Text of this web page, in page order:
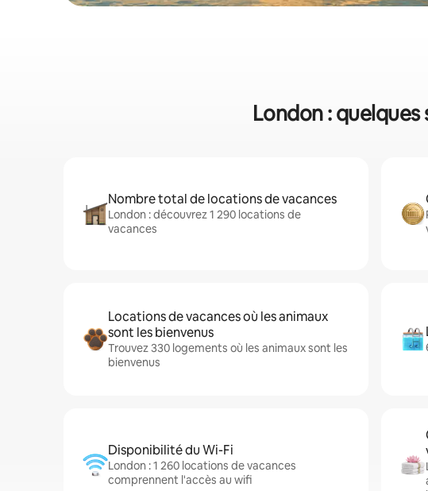
London :
Nombre total de locations de vacances
London : découvrez 1 290 locations de
vacances
Locations de vacances où les animaux
sont les bienvenus
Trouvez 330 logements où les animaux sont les
bienvenus
Disponibilité du Wi-Fi
London : 1 260 locations de vacances
comprennent l'accès au wifi